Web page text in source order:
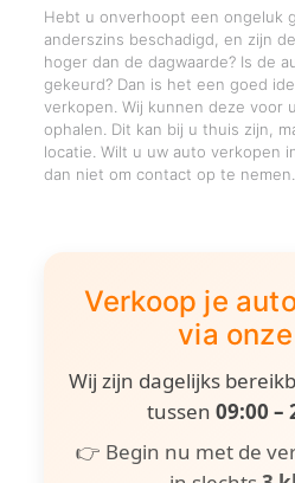
Hebt u onverhoopt een ongeluk
anderszins beschadigd, en zijn
hoger dan de dagwaarde? Is de
gekeurd? Dan is het een goed
verkopen. Wij kunnen deze voor
ophalen. Dit kan bij u thuis zijn,
locatie. Wilt u uw auto verkopen
dan niet om contact op te nemen.
Verkoop je
via
Wij zijn dagelijks
tussen 09:00 –
👉 Begin nu met de